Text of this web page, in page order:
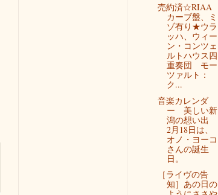
売約済☆RIAA
カーブ盤、ミ
ゾ有り★ウラ
ッハ、ウィー
ン・コンツェ
ルトハウス四
重奏団 モー
ツァルト：
ク...
音楽カレンダ
ー 美しい新
潟の想い出
2月18日は、
オノ・ヨーコ
さんの誕生
日。
［ライヴの告
知］あの日の